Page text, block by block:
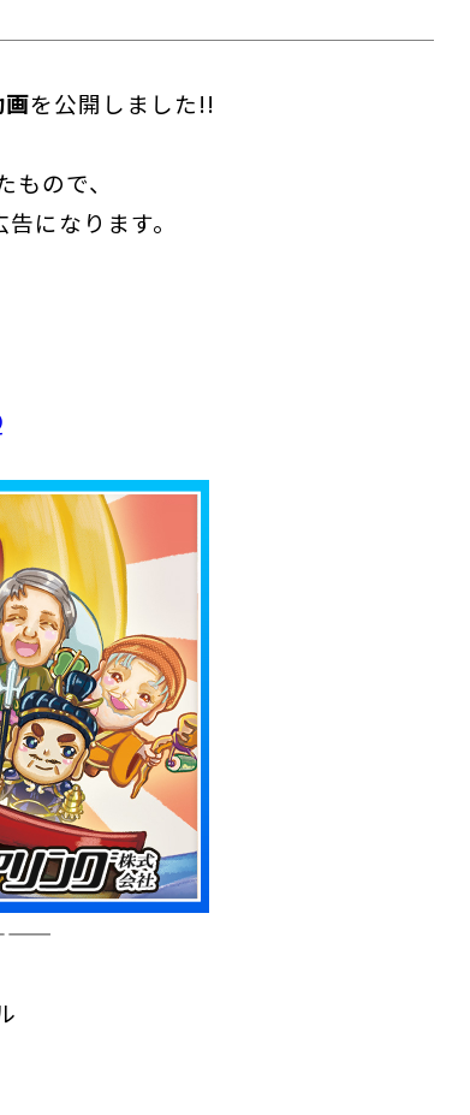
を公開しました!!
ので、
になります。